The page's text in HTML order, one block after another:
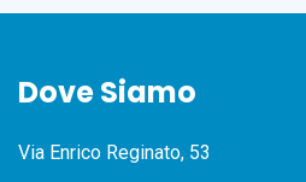
Dove Siamo
Via Enrico Reginato, 53